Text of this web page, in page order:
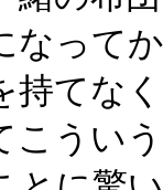
なって
持てな
こうい